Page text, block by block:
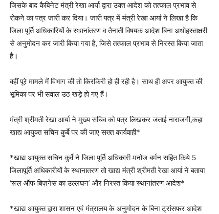
जिसके बाद कैबिनेट मंत्री रेखा आर्या द्वारा उक्त आदेश को तत्काल प्रभाव से
रोकने का पत्र जारी कर दिया। जारी पत्र में मंत्री रेखा आर्या ने लिखा है कि
जिला पूर्ति अधिकारियों के स्थानांतरण व तैनाती विषयक आदेश बिना अधोहस्ताक्षरी
से अनुमोदन कर जारी किया गया है, जिसे तत्काल प्रभाव से निरस्त किया जाता
है।
वहीं पूरे मामले में विभाग की तो किरकिरी हो ही रही है। साथ ही अपर आयुक्त की
भूमिका पर भी सवाल उठ खड़े हो गए हैं।
मंत्री श्रीमती रेखा आर्या ने मुख्य सचिव को पत्र लिखकर जताई नाराजगी,कहा
खाद्य आयुक्त सचिन क़ुर्बे पर की जाए सख्त कार्यवाही*
*खाद्य आयुक्त सचिन कुर्वे ने जिला पूर्ति अधिकारी मनोज बर्मन सहित किये 5
जिलापूर्ति अधिकारीयों के स्थानातरण तो खाद्य मंत्री श्रीमती रेखा आर्या ने बताया
‘रूल ऑफ बिज़नेस का उल्लंघन’ और निरस्त किया स्थानांतरण आदेश*
*खाद्य आयुक्त द्वारा शासन एवं मंत्रालय के अनुमोदन के बिना ट्रांसफर आदेश